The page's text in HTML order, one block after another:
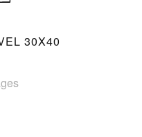
30X40